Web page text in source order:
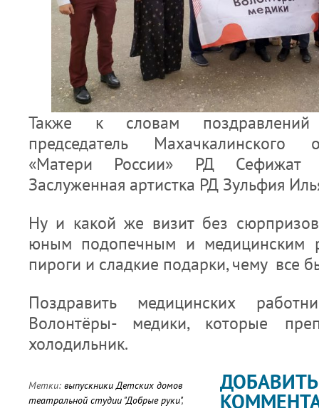
Также к словам поздравлений
председатель Махачкалинского
«Матери России» РД Сефижат
Заслуженная артистка РД Зульфия
Ну и какой же визит без
юным подопечным и медицинским
пироги и сладкие подарки, чему все
Поздравить медицинских
Волонтёры- медики, которые
холодильник.
Метки: выпускники Детских домов
театральной студии "Добрые руки",
ДОБАВИТЬ